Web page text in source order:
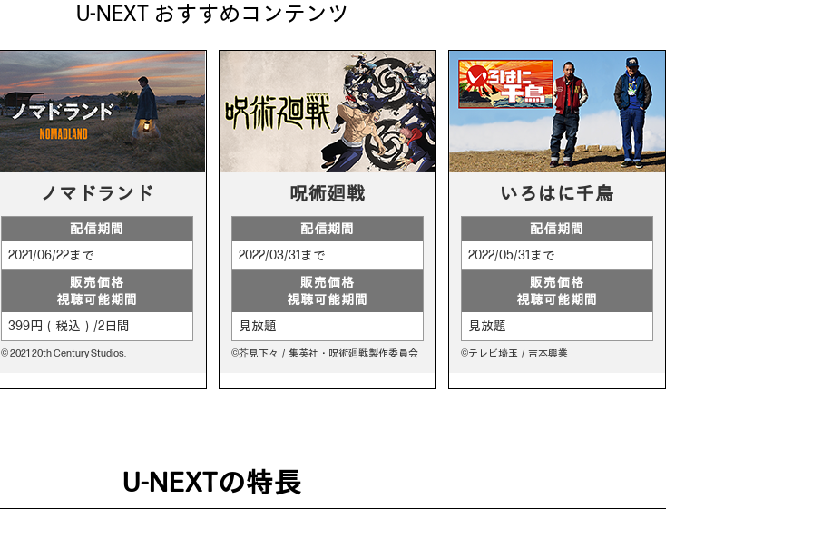
U-NEXT おすすめコンテンツ
ノマドランド
配信期間
2021/06/22まで
販売価格
視聴可能期間
399円（税込）/2日間
© 2021 20th Century Studios.
呪術廻戦
配信期間
2022/03/31まで
販売価格
視聴可能期間
見放題
©芥見下々／集英社・呪術廻戦製作委員会
いろはに千鳥
配信期間
2022/05/31まで
販売価格
視聴可能期間
見放題
©テレビ埼玉／吉本興業
U-NEXTの特長